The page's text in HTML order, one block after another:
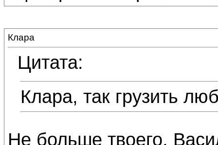
Клара
Цитата:
Клара, так грузить
Не больше твоего,